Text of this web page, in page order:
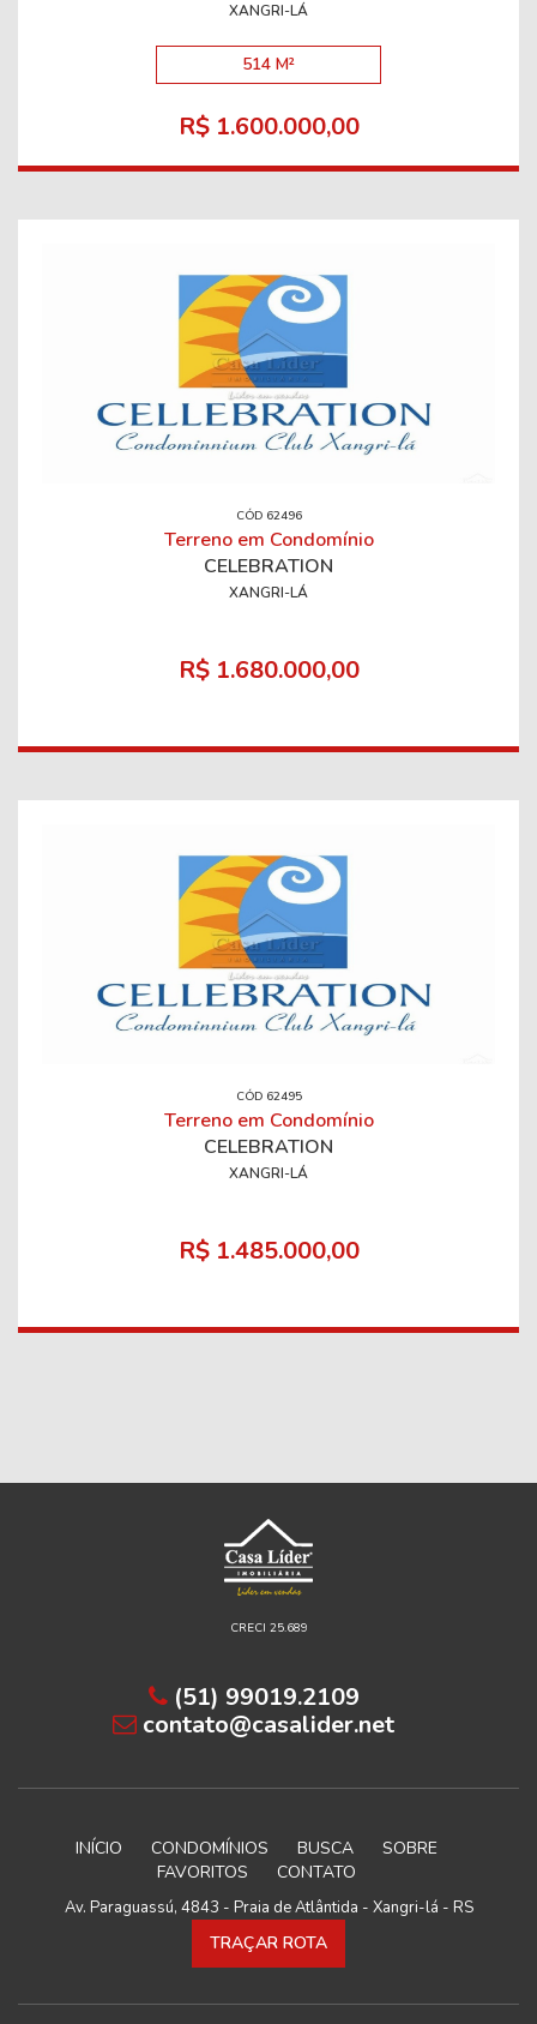
XANGRI-LÁ
514 M²
R$ 1.600.000,00
CÓD 62496
Terreno em Condomínio
CELEBRATION
XANGRI-LÁ
R$ 1.680.000,00
CÓD 62495
Terreno em Condomínio
CELEBRATION
XANGRI-LÁ
R$ 1.485.000,00
CRECI 25.689
(51) 99019.2109
contato@casalider.net
INÍCIO CONDOMÍNIOS BUSCA
SOBRE
FAVORITOS
CONTATO
Av. Paraguassú, 4843 - Praia de Atlântida - Xangri-lá - RS
TRAÇAR ROTA